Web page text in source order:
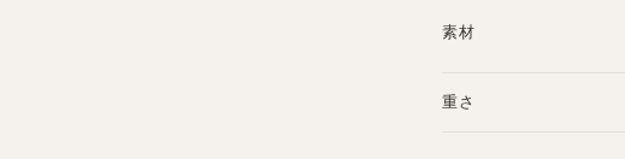
素材
重さ